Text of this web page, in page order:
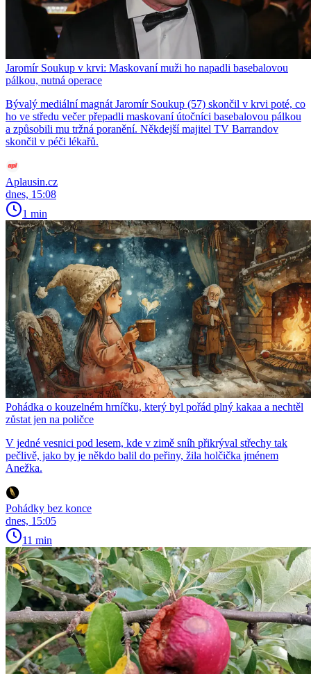
Jaromír Soukup v krvi: Maskovaní muži ho napadli basebalovou
pálkou, nutná operace
Bývalý mediální magnát Jaromír Soukup (57) skončil v krvi poté, co
ho ve středu večer přepadli maskovaní útočníci basebalovou pálkou
a způsobili mu tržná poranění. Někdejší majitel TV Barrandov
skončil v péči lékařů.
Aplausin.cz
dnes, 15:08
1 min
Pohádka o kouzelném hrníčku, který byl pořád plný kakaa a nechtěl
zůstat jen na poličce
V jedné vesnici pod lesem, kde v zimě sníh přikrýval střechy tak
pečlivě, jako by je někdo balil do peřiny, žila holčička jménem
Anežka.
Pohádky bez konce
dnes, 15:05
11 min